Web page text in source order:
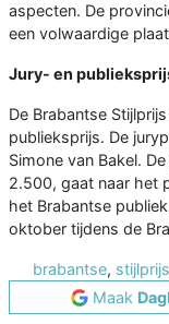
aspecten. De
een volwaardige
Jury- en
De Brabantse
publieksprijs. De
Simone van Bakel.
2.500, gaat naar het
het Brabantse
oktober tijdens de
brabantse, stijlprijs
Maak